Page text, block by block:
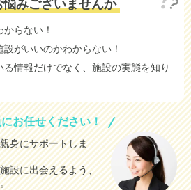
みございませんか
らない！
がいいのかわからない！
情報だけでなく、施設の実態を知り
お任せください！
身にサポートしま
設に出会えるよう、